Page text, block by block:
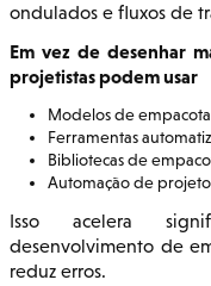
ondulados e fluxos de
Em vez de desenhar
projetistas podem usar
Modelos de
Ferramentas
Bibliotecas de
Automação de
Isso acelera
desenvolvimento de
reduz erros.